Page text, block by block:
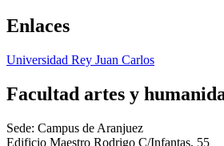
Enlaces
Universidad Rey Juan Carlos
Facultad artes y
Sede: Campus de Aranjuez
Edificio Maestro Rodrigo C/Infantas, 55